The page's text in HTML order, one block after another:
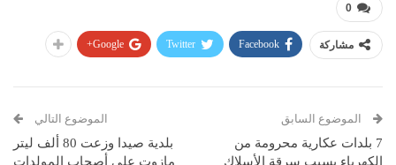
0
مشاركة Facebook
Twitter
Google+
الموضوع السابق
7 بلدات عكارية محرومة من
الكهرباء بسبب سرقة الأسلاك
الموضوع التالي
بلدية صيدا وزعت 80 ألف ليتر
مازوت على أصحاب المولدات